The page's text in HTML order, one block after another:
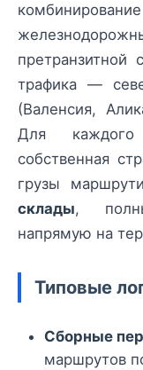
претранзитной
трафика —
(Валенсия,
Для каждого
собственная
грузы
склады,
напрямую на
Типовые
Сборные
маршрутов